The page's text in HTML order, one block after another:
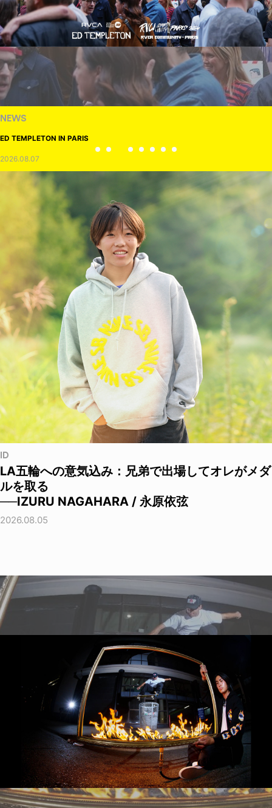
NEWS
ED TEMPLETON IN PARIS
2026.08.07
ID
LA五輪への意気込み：兄弟で出場してオレがメダ
ルを取る
──IZURU NAGAHARA / 永原依弦
2026.08.05